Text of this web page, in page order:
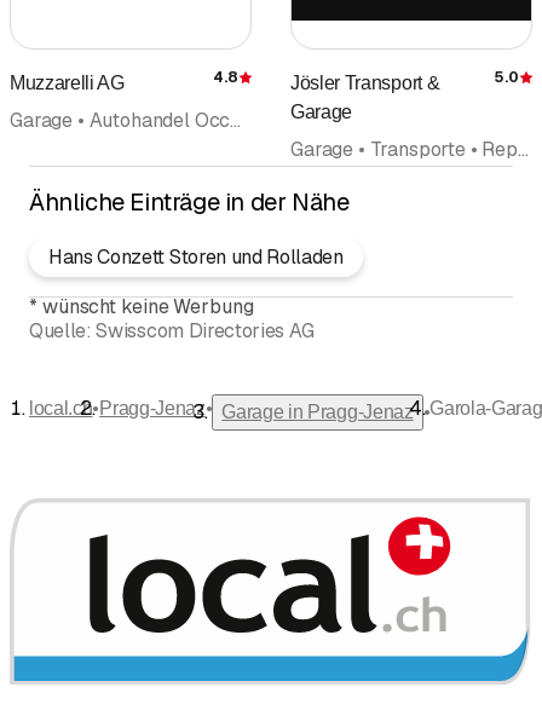
Muzzarelli AG Bewertung
4.8
Garage • Autohandel Occasionshandel • Reparaturen • Pneus Pneuservice • Carrosserie
Jösler Transport &
Garage
5.0
Garage • Transporte • Reparaturen
Ähnliche Einträge in der Nähe
Hans Conzett Storen und Rolladen
* wünscht keine Werbung
Quelle: Swisscom Directories AG
local.ch•Pragg-Jenaz• Garage in Pragg-Jenaz •Garola-